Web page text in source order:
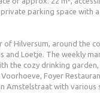
parking space with
of Hilversum, around the
and Loetje. The weekly
the cozy drinking
Foyer
Amstelstraat with